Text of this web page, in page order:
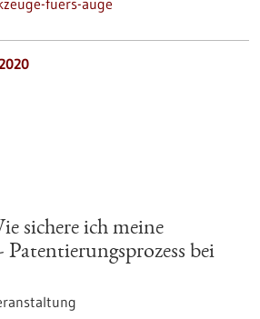
fuers-auge
sichere ich meine
Patentierungsprozess bei